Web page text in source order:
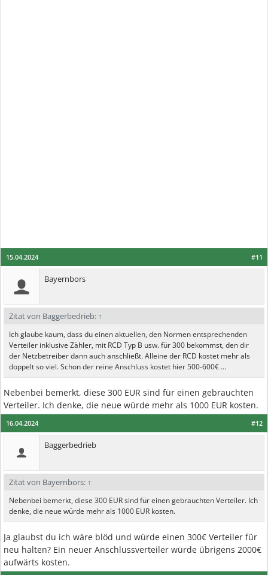
#11
15.04.2024
Bayernbors
Zitat von Baggerbedrieb: ↑
Ich glaube kaum, dass du einen aktuellen, den Normen entsprechenden
Verteiler inklusive Zähler, mit RCD Typ B usw. für 300 bekommst, den dir
der Netzbetreiber dann auch anschließt. Alleine der RCD kostet mehr als
doppelt so viel. Schon der reine Anschluss kostet hier 500-600€ ...
Nebenbei bemerkt, diese 300 EUR sind für einen gebrauchten
Verteiler. Ich denke, die neue würde mehr als 1000 EUR kosten.
#12
16.04.2024
Baggerbedrieb
Zitat von Bayernbors: ↑
Nebenbei bemerkt, diese 300 EUR sind für einen gebrauchten Verteiler. Ich
denke, die neue würde mehr als 1000 EUR kosten.
Ja glaubst du ich wäre blöd und würde einen 300€ Verteiler für
neu halten? Ein neuer Anschlussverteiler würde übrigens 2000€
aufwärts kosten.